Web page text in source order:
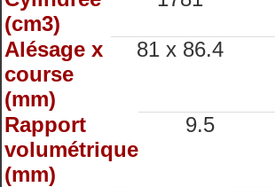
(cm3)
Alésage x
course
(mm)
81 x 86.4
Rapport
volumétrique
(mm)
9.5